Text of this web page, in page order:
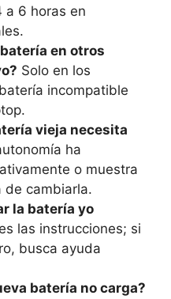
a 6 horas en
en otros
Solo en los
incompatible
vieja necesita
ha
o muestra
de cambiarla.
la batería yo
las instrucciones; si
busca ayuda
batería no carga?